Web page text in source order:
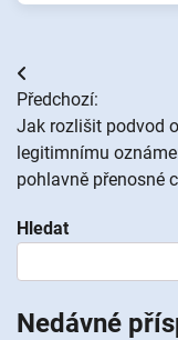
Navigace
pro
příspěvek
Předchozí:
Jak rozlišit podvod
legitimnímu
pohlavně přenosné
Hledat
Nedávné